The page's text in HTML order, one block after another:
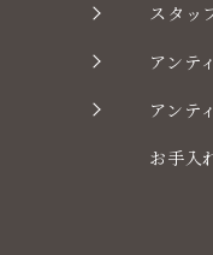
スタッ
アンテ
アンテ
お手入